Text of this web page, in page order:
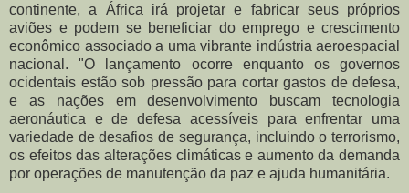
continente, a África irá projetar e fabricar seus próprios
aviões e podem se beneficiar do emprego e crescimento
econômico associado a uma vibrante indústria aeroespacial
nacional. "O lançamento ocorre enquanto os governos
ocidentais estão sob pressão para cortar gastos de defesa,
e as nações em desenvolvimento buscam tecnologia
aeronáutica e de defesa acessíveis para enfrentar uma
variedade de desafios de segurança, incluindo o terrorismo,
os efeitos das alterações climáticas e aumento da demanda
por operações de manutenção da paz e ajuda humanitária.